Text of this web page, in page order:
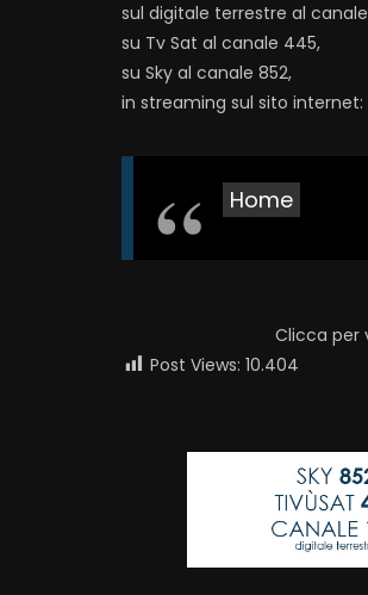
sul digitale terrestre al canale
su Tv Sat al canale 445,
su Sky al canale 852,
in streaming sul sito internet:
Home
Clicca per
Post Views: 10.404